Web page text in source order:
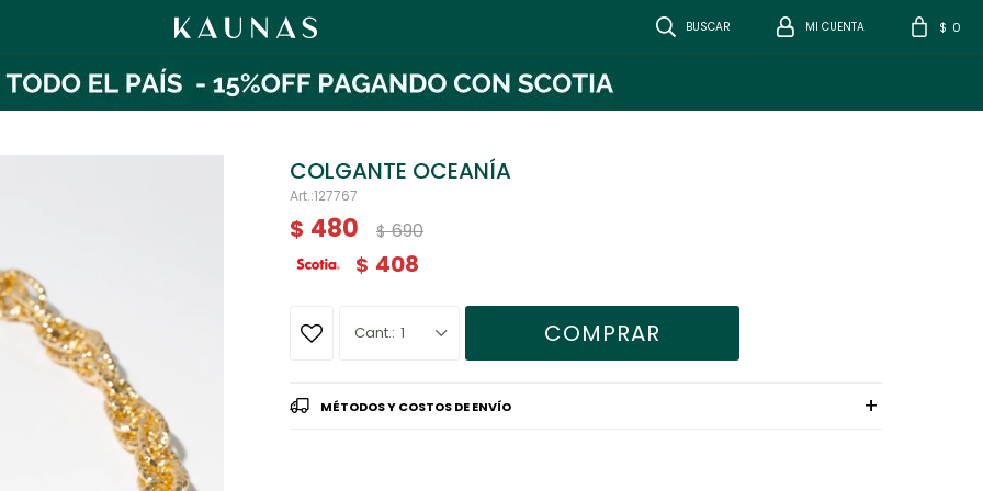
$ 0
COLGANTE OCEANÍA
127767
$ 480 $ 690
$ 408
1 COMPRAR
MÉTODOS Y COSTOS DE ENVÍO